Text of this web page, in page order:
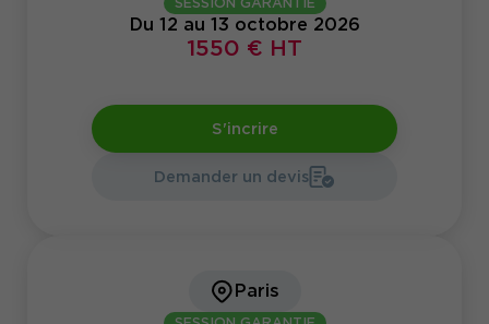
Du 12 au 13 octobre 2026
1550 € HT
S'incrire
Demander un devis
Paris